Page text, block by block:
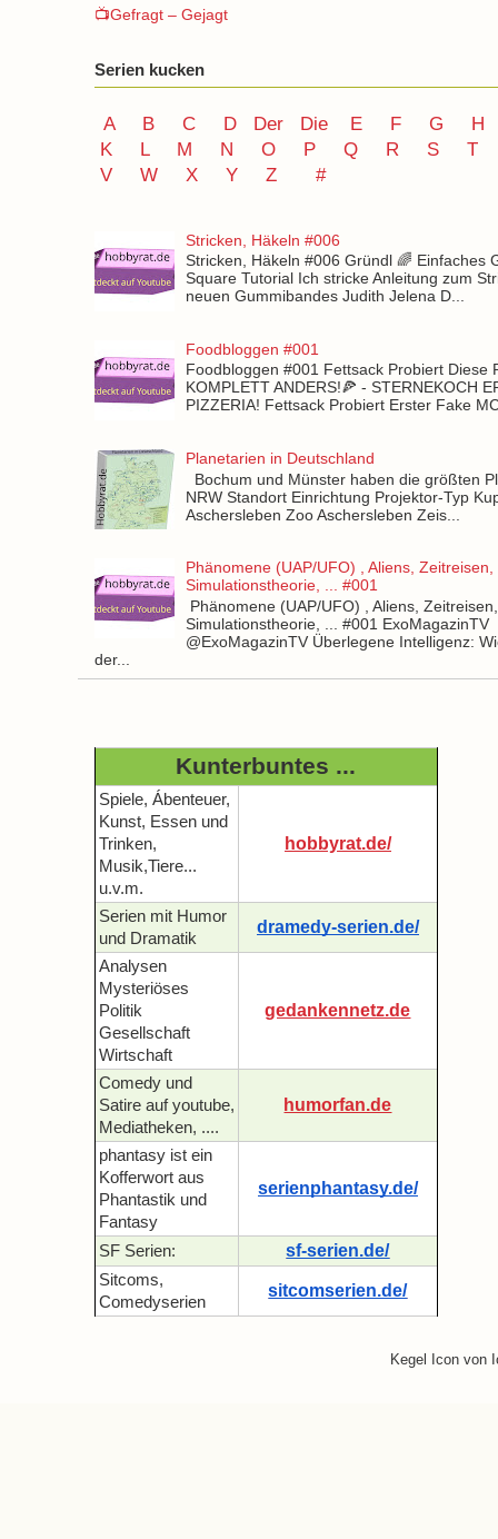
📺Gefragt – Gejagt
Serien kucken
A B C D Der Die E F G
H
K
L M N O P Q R S
T
V
W X Y Z #
Stricken, Häkeln #006
Stricken, Häkeln #006 Gründl 🌈 Einfaches
Square Tutorial Ich stricke Anleitung zum
neuen Gummibandes Judith Jelena D...
Foodbloggen #001
Foodbloggen #001 Fettsack Probiert Diese
KOMPLETT ANDERS!🍕 - STERNEKOCH
PIZZERIA! Fettsack Probiert Erster Fake
Planetarien in Deutschland
Bochum und Münster haben die größten
NRW Standort Einrichtung Projektor-Typ
Aschersleben Zoo Aschersleben Zeis...
Phänomene (UAP/UFO) , Aliens, Zeitreisen,
Simulationstheorie, ... #001
Phänomene (UAP/UFO) , Aliens, Zeitreisen,
Simulationstheorie, ... #001 ExoMagazinTV
@ExoMagazinTV Überlegene Intelligenz:
der...
Kunterbuntes ...
Spiele, Ábenteuer,
Kunst, Essen und
Trinken,
Musik,Tiere...
u.v.m.
hobbyrat.de/
Serien mit Humor
und Dramatik
dramedy-serien.de/
Analysen
Mysteriöses
Politik
Gesellschaft
Wirtschaft
gedankennetz.de
Comedy und
Satire auf youtube,
Mediatheken, ....
humorfan.de
phantasy ist ein
Kofferwort aus
Phantastik und
Fantasy
serienphantasy.de/
SF Serien: sf-serien.de/
Sitcoms,
Comedyserien
sitcomserien.de/
Kegel Icon von